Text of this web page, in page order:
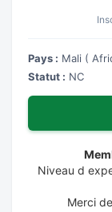
Pays : Mali (
Statut : NC
Niveau d
Merci